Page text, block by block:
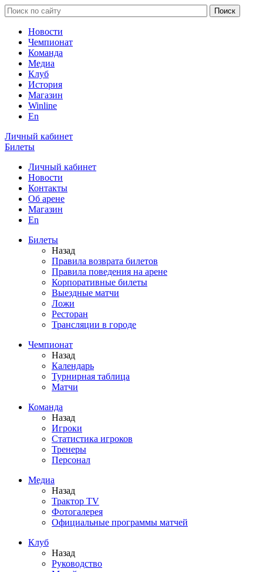
Новости
Чемпионат
Команда
Медиа
Клуб
История
Магазин
Winline
En
Личный кабинет
Билеты
Личный кабинет
Новости
Контакты
Об арене
Магазин
En
Билеты
Назад
Правила возврата билетов
Правила поведения на арене
Корпоративные билеты
Выездные матчи
Ложи
Ресторан
Трансляции в городе
Чемпионат
Назад
Календарь
Турнирная таблица
Матчи
Команда
Назад
Игроки
Статистика игроков
Тренеры
Персонал
Медиа
Назад
Трактор TV
Фотогалерея
Официальные программы матчей
Клуб
Назад
Руководство